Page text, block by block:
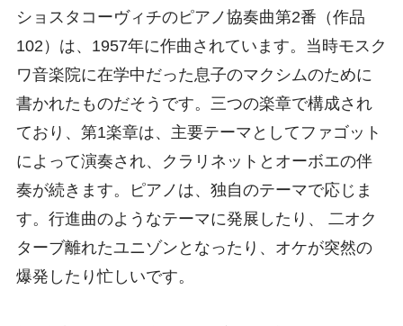
ショスタコーヴィチのピアノ協奏曲第2番（作品
102）は、1957年に作曲されています。当時モスク
ワ音楽院に在学中だった息子のマクシムのために
書かれたものだそうです。三つの楽章で構成され
ており、第1楽章は、主要テーマとしてファゴット
によって演奏され、クラリネットとオーボエの伴
奏が続きます。ピアノは、独自のテーマで応じま
す。行進曲のようなテーマに発展したり、 二オク
ターブ離れたユニゾンとなったり、オケが突然の
爆発したり忙しいです。